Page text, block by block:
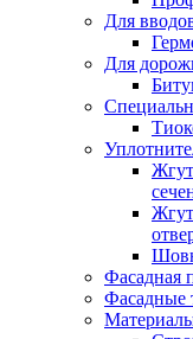
Для
Для
Фасадная
Фасадные